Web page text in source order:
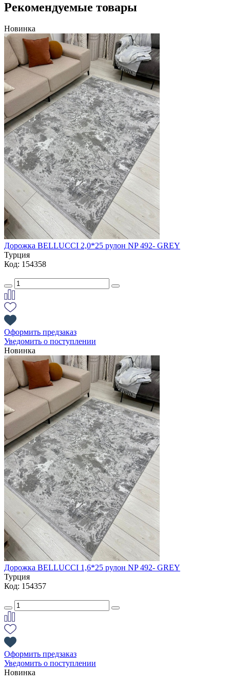
Рекомендуемые товары
Новинка
Дорожка BELLUCCI 2,0*25 рулон NP 492- GREY
Турция
Код: 154358
Оформить предзаказ
Уведомить о поступлении
Новинка
Дорожка BELLUCCI 1,6*25 рулон NP 492- GREY
Турция
Код: 154357
Оформить предзаказ
Уведомить о поступлении
Новинка